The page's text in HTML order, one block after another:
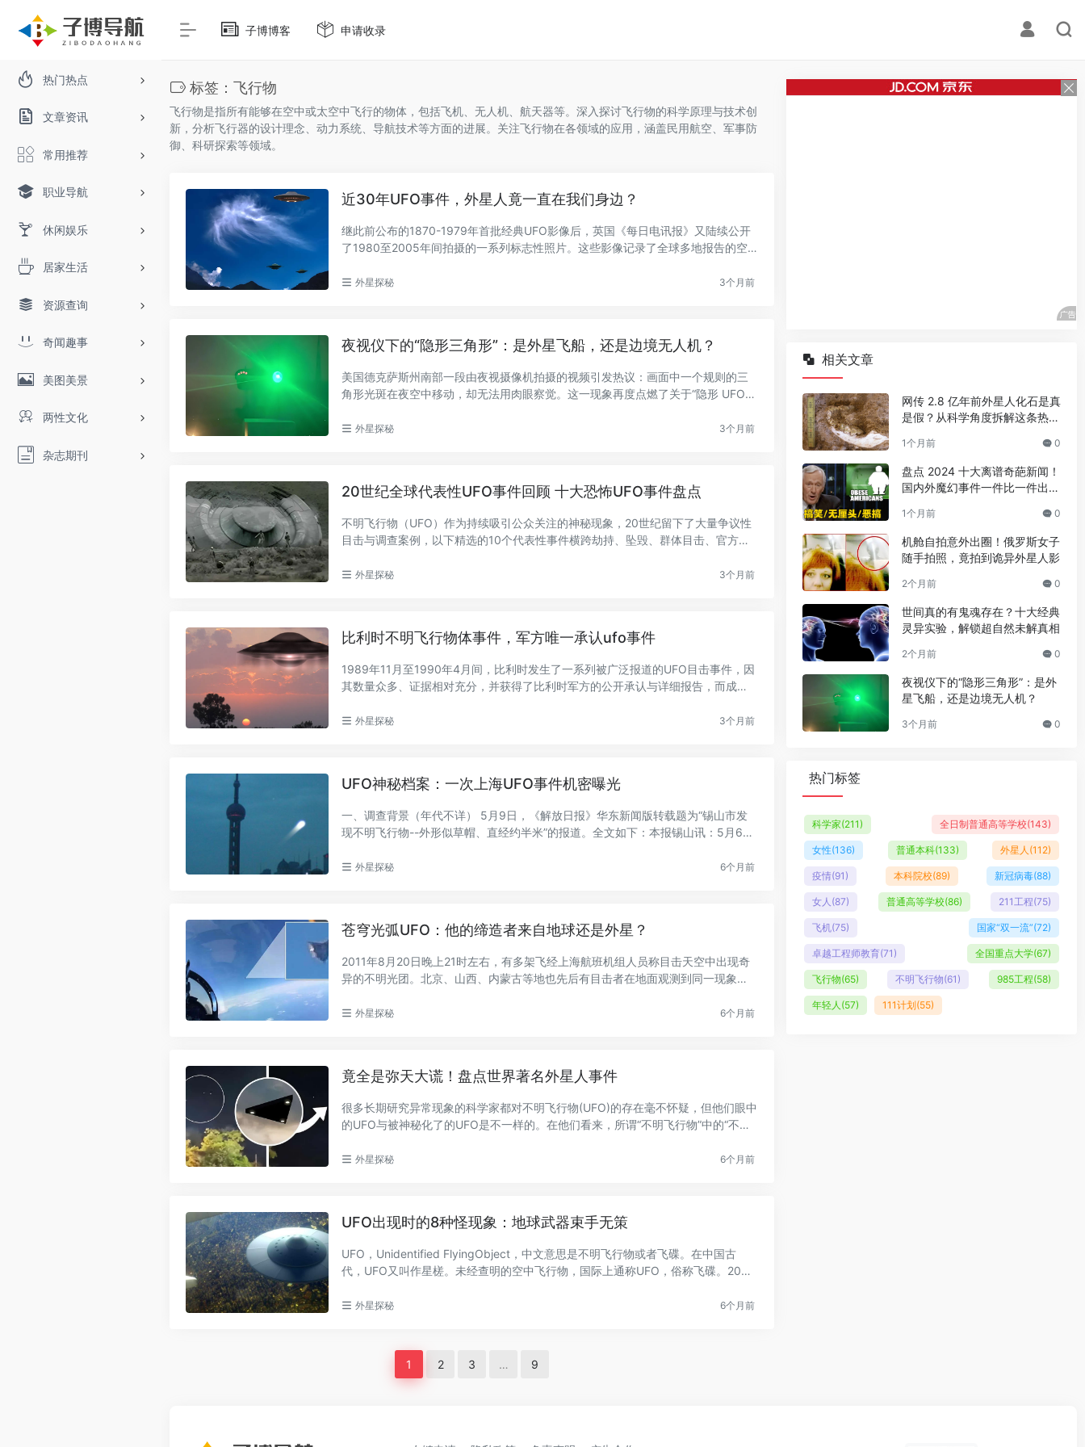
热门热点
文章资讯
常用推荐
职业导航
休闲娱乐
居家生活
资源查询
奇闻趣事
美图美景
两性文化
杂志期刊
子博博客 申请收录
标签：飞行物
飞行物是指所有能够在空中或太空中飞行的物体，包括飞机、无人机、航天器等。深入探讨飞行物的科学原理与技术创
新，分析飞行器的设计理念、动力系统、导航技术等方面的进展。关注飞行物在各领域的应用，涵盖民用航空、军事防
御、科研探索等领域。
近30年UFO事件，外星人竟一直在我们身边？
继此前公布的1870-1979年首批经典UFO影像后，英国《每日电讯报》又陆续公开
了1980至2005年间拍摄的一系列标志性照片。这些影像记录了全球多地报告的空
外星探秘 3个月前
夜视仪下的“隐形三角形”：是外星飞船，还是边境无人机？
美国德克萨斯州南部一段由夜视摄像机拍摄的视频引发热议：画面中一个规则的三
角形光斑在夜空中移动，却无法用肉眼察觉。这一现象再度点燃了关于“隐形 UFO”
外星探秘 3个月前
20世纪全球代表性UFO事件回顾 十大恐怖UFO事件盘点
不明飞行物（UFO）作为持续吸引公众关注的神秘现象，20世纪留下了大量争议性
目击与调查案例，以下精选的10个代表性事件横跨劫持、坠毁、群体目击、官方承
外星探秘 3个月前
比利时不明飞行物体事件，军方唯一承认ufo事件
1989年11月至1990年4月间，比利时发生了一系列被广泛报道的UFO目击事件，因
其数量众多、证据相对充分，并获得了比利时军方的公开承认与详细报告，而成为U
外星探秘 3个月前
UFO神秘档案：一次上海UFO事件机密曝光
一、调查背景（年代不详） 5月9日，《解放日报》华东新闻版转载题为“锡山市发
现不明飞行物--外形似草帽、直经约半米”的报道。全文如下：本报锡山讯：5月6日
外星探秘 6个月前
苍穹光弧UFO：他的缔造者来自地球还是外星？
2011年8月20日晚上21时左右，有多架飞经上海航班机组人员称目击天空中出现奇
异的不明光团。北京、山西、内蒙古等地也先后有目击者在地面观测到同一现象，
外星探秘 6个月前
竟全是弥天大谎！盘点世界著名外星人事件
很多长期研究异常现象的科学家都对不明飞行物(UFO)的存在毫不怀疑，但他们眼中
的UFO与被神秘化了的UFO是不一样的。在他们看来，所谓“不明飞行物”中的“不
外星探秘 6个月前
UFO出现时的8种怪现象：地球武器束手无策
UFO，Unidentified FlyingObject，中文意思是不明飞行物或者飞碟。在中国古
代，UFO又叫作星槎。未经查明的空中飞行物，国际上通称UFO，俗称飞碟。20世
外星探秘 6个月前
1 2 3 … 9
相关文章
网传 2.8 亿年前外星人化石是真
是假？从科学角度拆解这条热门
1个月前 0
盘点 2024 十大离谱奇葩新闻！
国内外魔幻事件一件比一件出人
1个月前 0
机舱自拍意外出圈！俄罗斯女子
随手拍照，竟拍到诡异外星人影
2个月前 0
世间真的有鬼魂存在？十大经典
灵异实验，解锁超自然未解真相
2个月前 0
夜视仪下的“隐形三角形”：是外
星飞船，还是边境无人机？
3个月前 0
热门标签
科学家(211) 全日制普通高等学校(143)
女性(136) 普通本科(133) 外星人 (112)
疫情(91) 本科院校(89) 新冠病毒(88)
女人 (87) 普通高等学校(86) 211工程(75)
飞机(75) 国家“双一流”(72)
卓越工程师教育(71) 全国重点大学(67)
飞行物(65) 不明飞行物(61) 985工程(58)
年轻人 (57) 111计划(55)